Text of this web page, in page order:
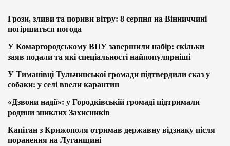
Грози, зливи та пориви вітру: 8 серпня на Вінниччині
погіршиться погода
У Комаргородському ВПУ завершили набір: скільки
заяв подали та які спеціальності найпопулярніші
У Тиманівці Тульчинської громади підтвердили сказ у
собаки: у селі ввели карантин
«Дзвони надії»: у Городківській громаді підтримали
родини зниклих Захисників
Капітан з Крижополя отримав державну відзнаку після
поранення на Луганщині